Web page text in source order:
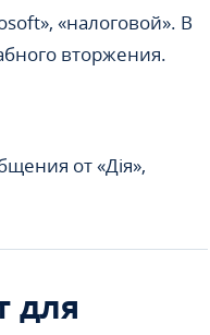
«налоговой». В
вторжения.
от «Дія»,
для